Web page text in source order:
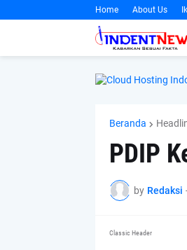
Home About Us
Beranda
PDIP
by Redaksi
Classic Header